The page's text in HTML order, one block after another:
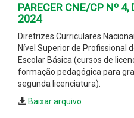
PARECER CNE/CP Nº 4,
2024
Diretrizes Curriculares
Nível Superior de Profissional
Escolar Básica (cursos de
formação pedagógica para
segunda licenciatura).
Baixar arquivo